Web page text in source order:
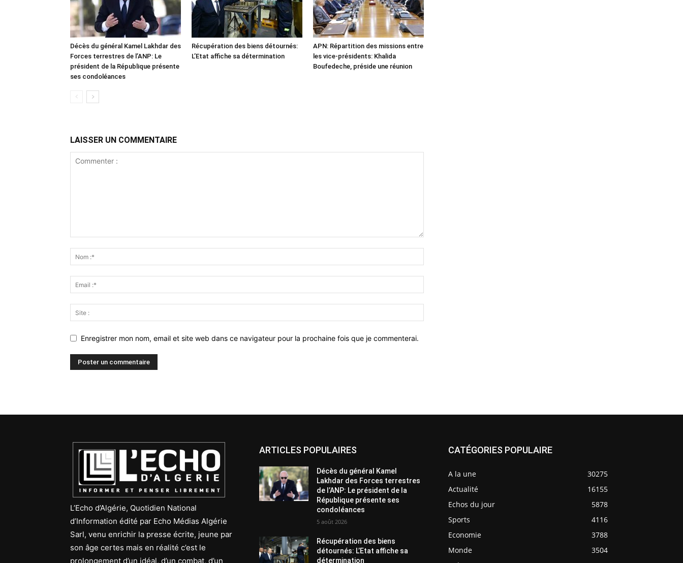
Décès du général Kamel Lakhdar des
Forces terrestres de l’ANP: Le
président de la République présente
ses condoléances
Récupération des biens détournés:
L’Etat affiche sa détermination
APN: Répartition des missions entre
les vice-présidents: Khalida
Boufedeche, préside une réunion
LAISSER UN COMMENTAIRE
Enregistrer mon nom, email et site web dans ce navigateur pour la prochaine fois que je commenterai.
L’Echo d’Algérie, Quotidien National
d’Information édité par Echo Médias Algérie
Sarl, venu enrichir la presse écrite, jeune par
son âge certes mais en réalité c’est le
prolongement d’un idéal, d’un combat, d’un
ARTICLES POPULAIRES
Décès du général Kamel
Lakhdar des Forces terrestres
de l’ANP: Le président de la
République présente ses
condoléances
5 août 2026
Récupération des biens
détournés: L’Etat affiche sa
détermination
CATÉGORIES POPULAIRE
A la une
30275
Actualité
16155
Echos du jour
5878
Sports
4116
Economie
3788
Monde
3504